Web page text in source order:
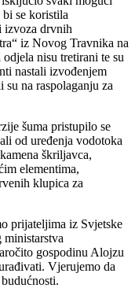
se koristila
izvoza drvnih
iz Novog Travnika na
nisu tretirani te su
nastali izvođenjem
na raspolaganju za
šuma pristupilo se
od uređenja vodotoka
škriljavca,
elementima,
klupica za
prijateljima iz Svjetske
ministarstva
gospodinu Alojzu
Vjerujemo da